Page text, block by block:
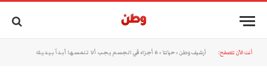
أنت الآن تتصفح: أرشيف وطن »حياتنا »6 أجزاء في الجسم يجب ألا تلمسها أبداً بيديك